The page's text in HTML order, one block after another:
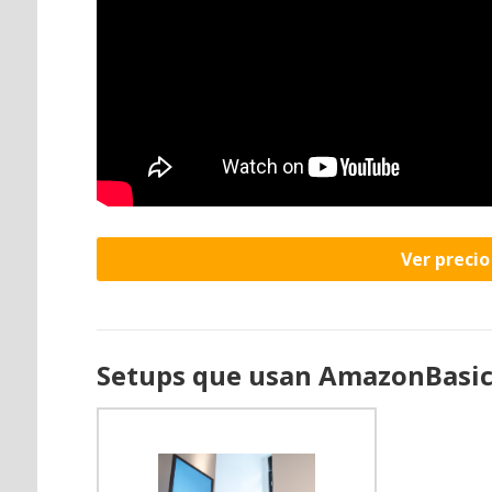
Ver
Setups que usan